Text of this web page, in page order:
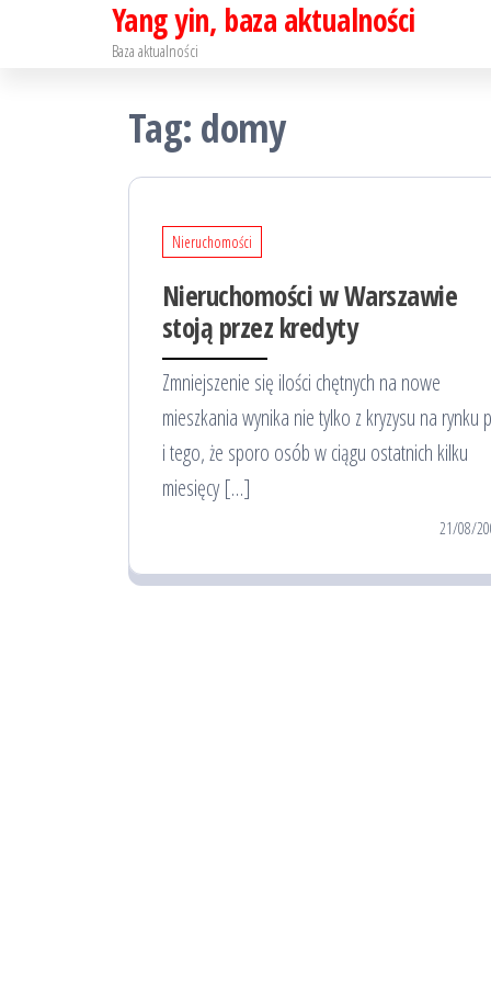
Yang yin, baza aktualności
Baza aktualności
Tag: domy
Nieruchomości
Nieruchomości w Warszawie
stoją przez kredyty
Zmniejszenie się ilości chętnych na nowe
mieszkania wynika nie tylko z kryzysu na rynku
i tego, że sporo osób w ciągu ostatnich kilku
miesięcy […]
21/08/